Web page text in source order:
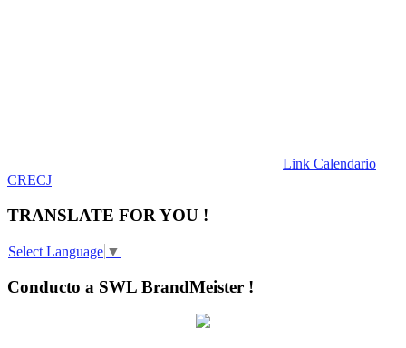
Link Calendario
CRECJ
TRANSLATE FOR YOU !
Select Language ▼
Conducto a SWL BrandMeister !